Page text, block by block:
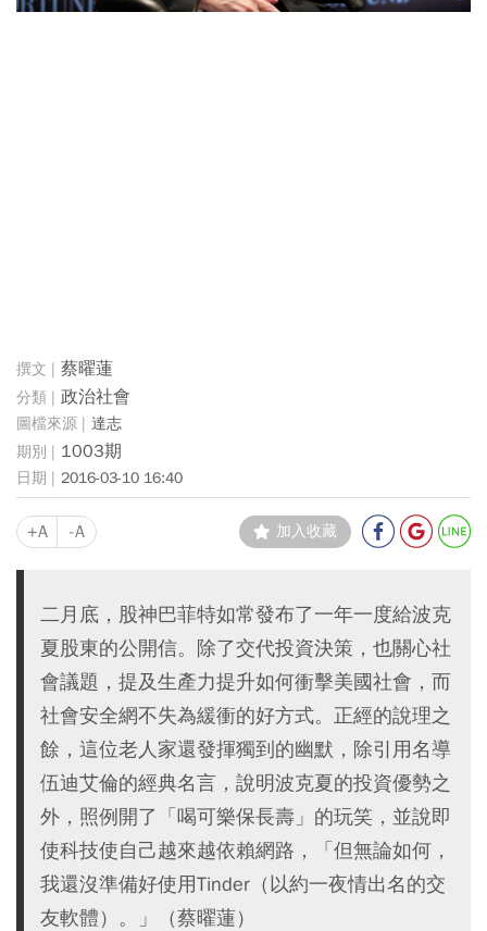
蔡曜蓮
政治社會
達志
1003期
2016-03-10 16:40
+A -A 加入收藏
二月底，股神巴菲特如常發布了一年一度給波克
夏股東的公開信。除了交代投資決策，也關心社
會議題，提及生產力提升如何衝擊美國社會，而
社會安全網不失為緩衝的好方式。正經的說理之
餘，這位老人家還發揮獨到的幽默，除引用名導
伍迪艾倫的經典名言，說明波克夏的投資優勢之
外，照例開了「喝可樂保長壽」的玩笑，並說即
使科技使自己越來越依賴網路，「但無論如何，
我還沒準備好使用Tinder（以約一夜情出名的交
友軟體）。」（蔡曜蓮）